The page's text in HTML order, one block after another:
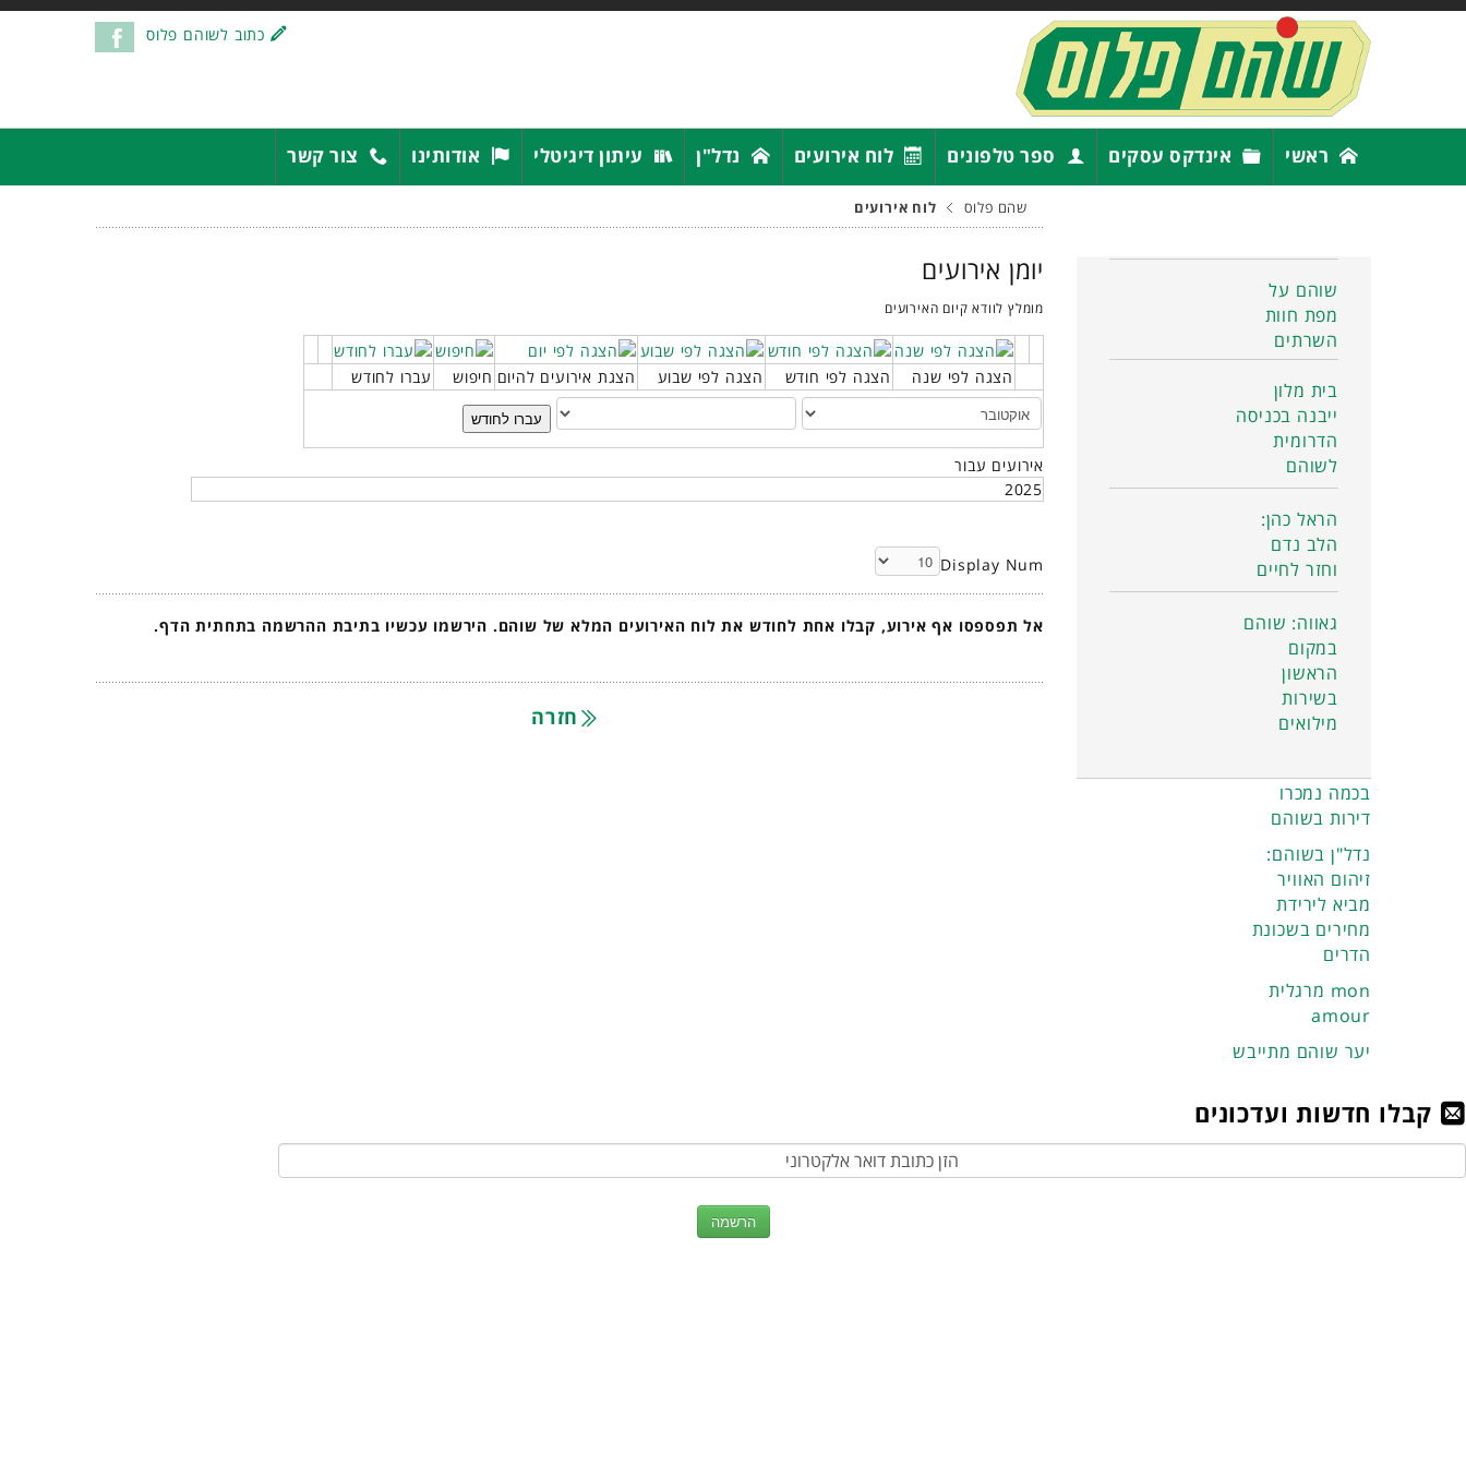
כתוב לשוהם פלוס
ראשי אינדקס עסקים ספר טלפונים לוח אירועים נדל"ן עיתון דיגיטלי אודותינו צור קשר
שהם פלוס לוח אירועים
יומן אירועים
מומלץ לוודא קיום האירועים
הצגה לפי שנה הצגה לפי חודש הצגה לפי שבוע הצגת אירועים להיום חיפוש
עברו לחודש
עברו לחודש
אירועים עבור
2025
Display Num
אל תפספסו אף אירוע, קבלו אחת לחודש את לוח האירועים המלא של שוהם. הירשמו עכשיו בתיבת ההרשמה בתחתית הדף.
חזרה
שוהם על
מפת חוות
השרתים
בית מלון
ייבנה בכניסה
הדרומית
לשוהם
הראל כהן:
הלב נדם
וחזר לחיים
גאווה: שוהם
במקום
הראשון
בשירות
מילואים
בכמה נמכרו
דירות בשוהם
נדל"ן בשוהם:
זיהום האוויר
מביא לירידת
מחירים בשכונת
הדרים
מרגלית mon
amour
יער שוהם מתייבש
קבלו חדשות ועדכונים